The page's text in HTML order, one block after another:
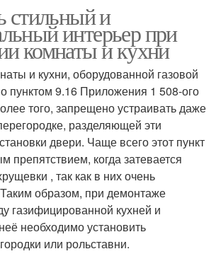
стильный и
интерьер при
комнаты и кухни
и кухни, оборудованной газовой
пунктом 9.16 Приложения 1 508-ого
того, запрещено устраивать даже
разделяющей эти
двери. Чаще всего этот пункт
препятствием, когда затевается
, так как в них очень
образом, при демонтаже
газифицированной кухней и
необходимо установить
или рольставни.